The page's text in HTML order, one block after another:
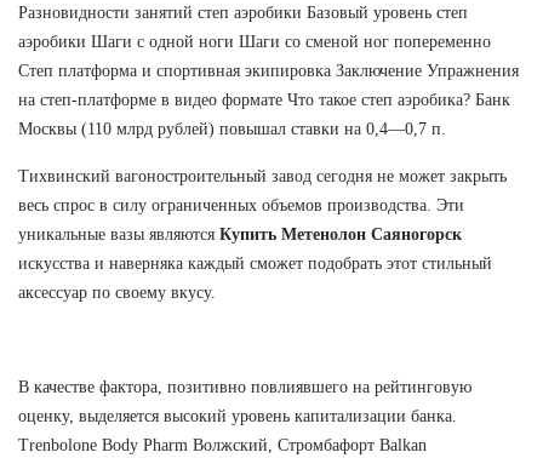
Разновидности занятий степ аэробики Базовый уровень степ
аэробики Шаги с одной ноги Шаги со сменой ног попеременно
Степ платформа и спортивная экипировка Заключение Упражнения
на степ-платформе в видео формате Что такое степ аэробика? Банк
Москвы (110 млрд рублей) повышал ставки на 0,4—0,7 п.
Тихвинский вагоностроительный завод сегодня не может закрыть
весь спрос в силу ограниченных объемов производства. Эти
уникальные вазы являются Купить Метенолон Саяногорск
искусства и наверняка каждый сможет подобрать этот стильный
аксессуар по своему вкусу.
В качестве фактора, позитивно повлиявшего на рейтинговую
оценку, выделяется высокий уровень капитализации банка.
Trenbolone Body Pharm Волжский, Стромбафорт Balkan